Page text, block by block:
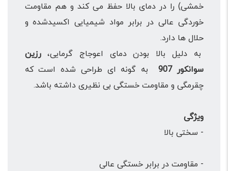
خمشی) را در دمای بالا حفظ می کند و هم مقاومت
خوردگی عالی در برابر مواد شیمیایی اکسیدشده و
حلال ها دارد.
به دلیل بالا بودن دمای اعوجاج گرمایی،رزین
سوانکور 907
به گونه ای طراحی شده است که
چقرمگی و مقاومت خستگی بی نظیری داشته باشد.
ویژگی
- سختی بالا
- مقاومت در برابر خستگی عالی